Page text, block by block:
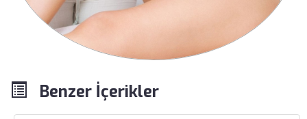
Benzer İçerikler